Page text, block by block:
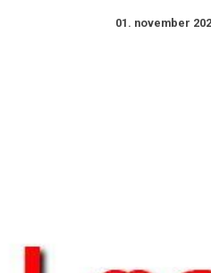
01. november